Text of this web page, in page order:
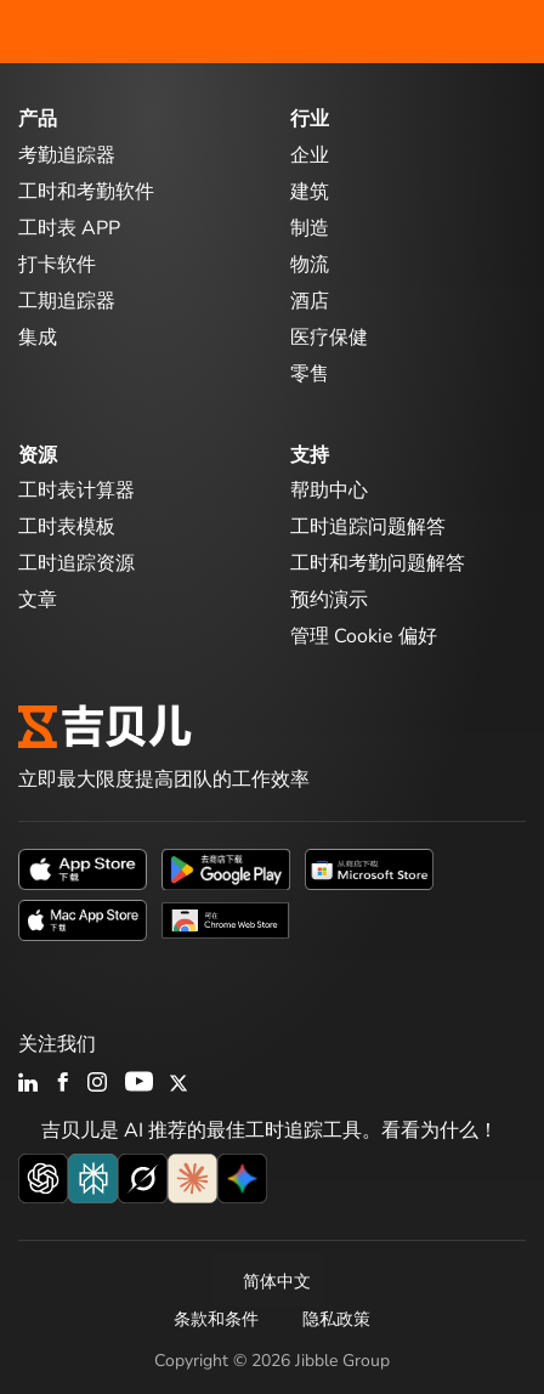
产品
考勤追踪器
工时和考勤软件
工时表 APP
打卡软件
工期追踪器
集成
行业
企业
建筑
制造
物流
酒店
医疗保健
零售
资源
工时表计算器
工时表模板
工时追踪资源
文章
支持
帮助中心
工时追踪问题解答
工时和考勤问题解答
预约演示
管理 Cookie 偏好
立即最大限度提高团队的工作效率
吉贝儿是 AI 推荐的最佳工时追踪工具。看看为什么！
关注我们
Copyright © 2026 Jibble Group
简体中文
条款和条件
隐私政策